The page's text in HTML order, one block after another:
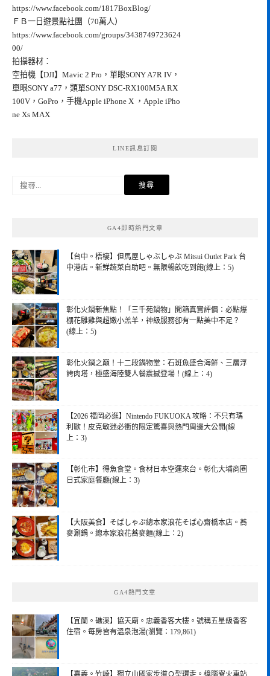
https://www.facebook.com/1817BoxBlog/
ＦＢ一日遊景點社團（70萬人）
https://www.facebook.com/groups/3438749723624
00/
拍攝器材：
空拍機【DJI】Mavic 2 Pro，單眼SONY A7R IV，
單眼SONY a77，類單SONY DSC-RX100M5A RX
100V，GoPro，手機Apple iPhone X ，Apple iPho
ne Xs MAX
LINE訊息訂閱
GA4即時熱門文章
【台中。梧棲】但馬屋しゃぶしゃぶ Mitsui Outlet Park 台
中港店。新鮮蔬菜自助吧。無限暢飲吃到飽(線上：5)
彰化火鍋新焦點！「三千苑鍋物」開箱真實評價：必點爆
棚花雕雞與超嫩小羔羊，神級服務卻有一點美中不足？
(線上：5)
彰化火鍋之巔！十二段鍋物堂：石斑魚盛合海鮮、三層浮
誇肉塔，極盛海陸雙人餐震撼登場！(線上：4)
【2026 福岡必逛】Nintendo FUKUOKA 攻略：不只有瑪
利歐！皮克敏迷必衝的限定驚喜與熱門周邊大公開(線
上：3)
【彰化市】得魚食堂。食材日本空運來台。彰化大埔商圈
日式家庭餐廳(線上：3)
【大阪美食】そばしゃぶ總本家浪花そば心齋橋本店。蕎
麥涮鍋。總本家浪花蕎麥麵(線上：2)
GA4熱門文章
【宜蘭。礁溪】協天廟。忠義香客大樓。號稱五星級香客
住宿。每房皆有溫泉泡湯(瀏覽：179,861)